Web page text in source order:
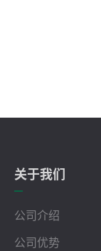
关于我们
公司介绍
公司优势